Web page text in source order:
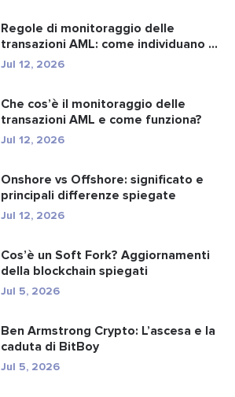
Regole di monitoraggio delle
transazioni AML: come individuano i
r...
Jul 12, 2026
Che cos’è il monitoraggio delle
transazioni AML e come funziona?
Jul 12, 2026
Onshore vs Offshore: significato e
principali differenze spiegate
Jul 12, 2026
Cos’è un Soft Fork? Aggiornamenti
della blockchain spiegati
Jul 5, 2026
Ben Armstrong Crypto: L’ascesa e la
caduta di BitBoy
Jul 5, 2026